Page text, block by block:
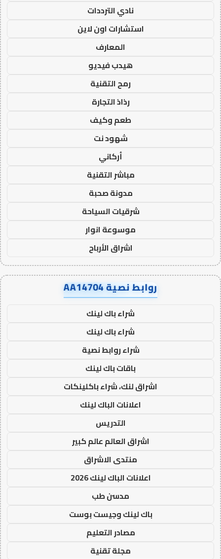
نادي الترددات
استشارات اون لاين
المعارف
هيدب فيديو
رمح التقنية
رذاذ التجارة
طعم وكيف
شهود نت
أركاني
مباشر التقنية
مدونة صحبة
شرقيات السياحة
موسوعة انوار
اشراق الأرباح
روابط نصية AA14704
شراء باك لينك
شراء باك لينك
شراء روابط نصية
باقات باك لينك
اشراق لنك، شراء باكلينكات
اعلانات الباك لينك
التدريس
اشراق العالم عالم كبير
منتدى الاشراق
اعلانات الباك لينك 2026
مدسن طب
باك لينك وجيست بوست
مصادر التعليم
مجلة تقنية